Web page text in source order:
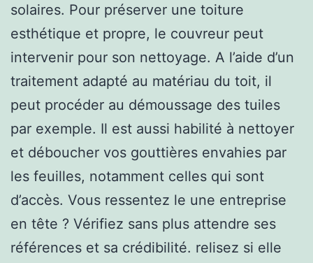
solaires. Pour préserver une toiture
esthétique et propre, le couvreur peut
intervenir pour son nettoyage. A l’aide d’un
traitement adapté au matériau du toit, il
peut procéder au démoussage des tuiles
par exemple. Il est aussi habilité à nettoyer
et déboucher vos gouttières envahies par
les feuilles, notamment celles qui sont
d’accès. Vous ressentez le une entreprise
en tête ? Vérifiez sans plus attendre ses
références et sa crédibilité. relisez si elle